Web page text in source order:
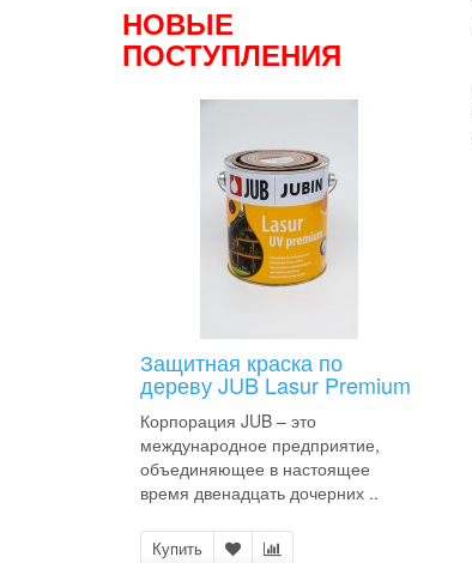
НОВЫЕ
ПОСТУПЛЕНИЯ
Защитная краска по
дереву JUB Lasur Premium
Корпорация JUB – это
международное предприятие,
объединяющее в настоящее
время двенадцать дочерних ..
Купить